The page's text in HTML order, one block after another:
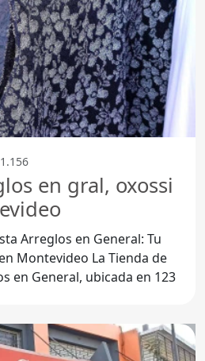
en gral, oxossi
Arreglos en General: Tu
La Tienda de
en General, ubicada en 123